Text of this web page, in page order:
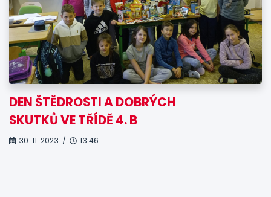
DEN ŠTĚDROSTI A DOBRÝCH
SKUTKŮ VE TŘÍDĚ 4. B
30. 11. 2023 / 13.46